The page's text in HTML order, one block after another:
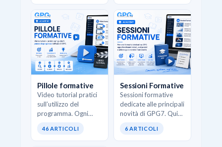
scoprire opportunità
pratiche…
Pillole formative
Video tutorial pratici
sull’utilizzo del
programma. Ogni
funzione specifica di
GPG e mostra come
46 ARTICOLI
Sessioni Formative
Sessioni formative
dedicate alle principali
novità di GPG7. Qui
strutturati che
spiegano come
6 ARTICOLI